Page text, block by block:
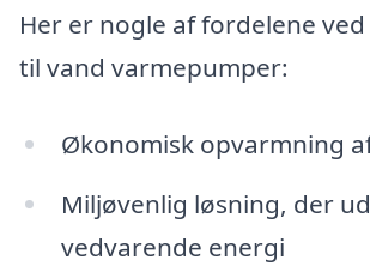
Her er nogle af fordelene
til vand varmepumper:
Økonomisk opvarmning
Miljøvenlig løsning, der
vedvarende energi